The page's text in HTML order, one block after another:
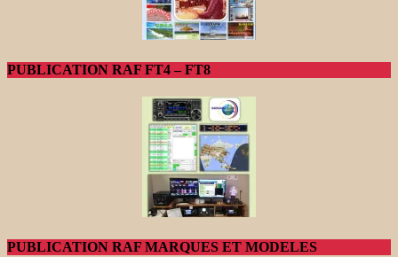
PUBLICATION RAF FT4 – FT8
PUBLICATION RAF MARQUES ET MODELES